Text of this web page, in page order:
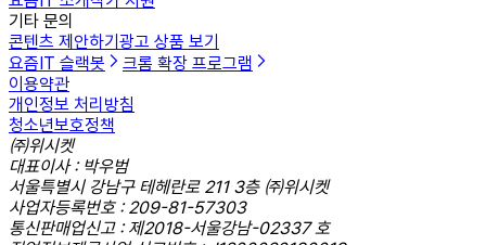
기타 문의
콘텐츠 제안하기 광고 상품 보기
요즘IT 슬랙봇
크롬 확장 프로그램
이용약관
개인정보 처리방침
청소년보호정책
㈜위시켓
대표이사 : 박우범
서울특별시 강남구 테헤란로 211 3층 ㈜위시켓
사업자등록번호 : 209-81-57303
통신판매업신고 : 제2018-서울강남-02337 호